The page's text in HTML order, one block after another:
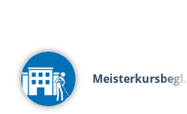
Meisterkursbegl…